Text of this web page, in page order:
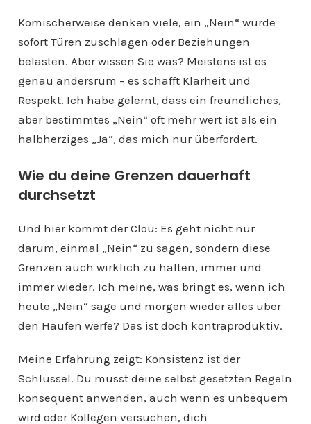
Komischerweise denken viele, ein „Nein“ würde
sofort Türen zuschlagen oder Beziehungen
belasten. Aber wissen Sie was? Meistens ist es
genau andersrum – es schafft Klarheit und
Respekt. Ich habe gelernt, dass ein freundliches,
aber bestimmtes „Nein“ oft mehr wert ist als ein
halbherziges „Ja“, das mich nur überfordert.
Wie du deine Grenzen dauerhaft
durchsetzt
Und hier kommt der Clou: Es geht nicht nur
darum, einmal „Nein“ zu sagen, sondern diese
Grenzen auch wirklich zu halten, immer und
immer wieder. Ich meine, was bringt es, wenn ich
heute „Nein“ sage und morgen wieder alles über
den Haufen werfe? Das ist doch kontraproduktiv.
Meine Erfahrung zeigt: Konsistenz ist der
Schlüssel. Du musst deine selbst gesetzten Regeln
konsequent anwenden, auch wenn es unbequem
wird oder Kollegen versuchen, dich